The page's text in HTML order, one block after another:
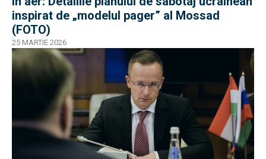
inspirat de „modelul pager” al Mossad
(FOTO)
25 MARTIE 2026